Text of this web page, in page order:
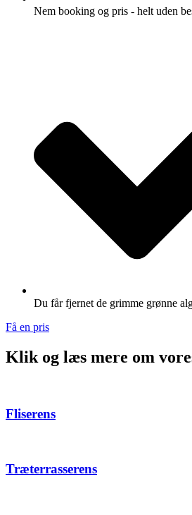
Nem booking og pris - helt uden
Du får fjernet de grimme grønne
Få en pris
Klik og læs mere om
Fliserens
Træterrasserens